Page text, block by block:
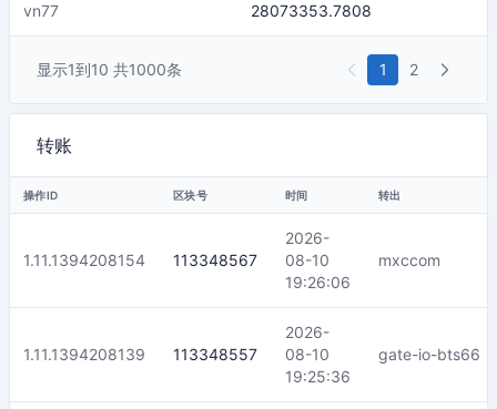
vn77 28073353.7808
显示1到10 共1000条 1 2
转账
操作ID 区块号 时间 转出
1.11.1394208154 113348567
2026-
08-10
19:26:06
mxccom
1.11.1394208139 113348557
2026-
08-10
19:25:36
gate-io-bts66